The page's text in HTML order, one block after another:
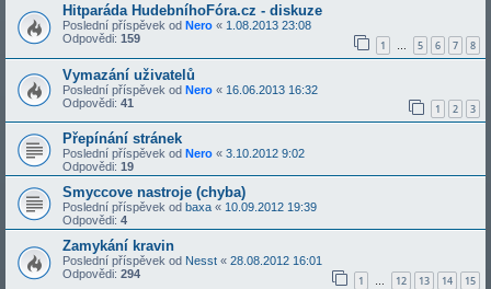
Hitparáda HudebníhoFóra.cz - diskuze
Poslední příspěvek od Nero « 1.08.2013 23:08
Odpovědi: 159 1 … 5 6 7 8
Vymazání uživatelů
Poslední příspěvek od Nero « 16.06.2013 16:32
Odpovědi: 41 1 2 3
Přepínání stránek
Poslední příspěvek od Nero « 3.10.2012 9:02
Odpovědi: 19
Smyccove nastroje (chyba)
Poslední příspěvek od baxa « 10.09.2012 19:39
Odpovědi: 4
Zamykání kravin
Poslední příspěvek od Nesst « 28.08.2012 16:01
Odpovědi: 294 1 … 12 13 14 15